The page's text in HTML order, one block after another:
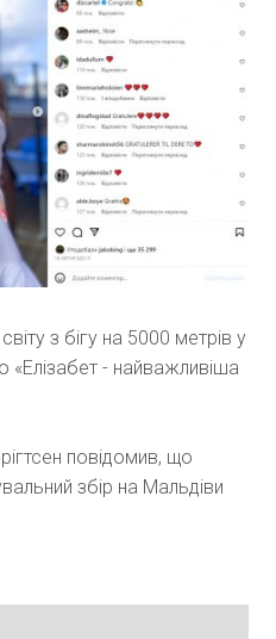
з бігу на 5000 метрів у
«Елізабет - найважливіша
повідомив, що
збір на Мальдіви